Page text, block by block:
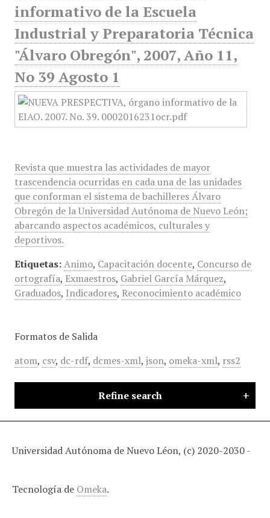
informativo de la Escuela
Industrial y Preparatoria Técnica
"Álvaro Obregón", 2007, Año 11,
No 39 Agosto 1
Revista que muestra las actividades de mayor
trascendencia ocurridas en cada una de las unidades
que conforman el sistema de bachilleres Álvaro
Obregón de la Universidad Autónoma de Nuevo León;
abarcando aspectos académicos, culturales y
deportivos.
Etiquetas: Animo, Capacitación docente, Concurso de
ortografía, Exmaestros, Gabriel García Márquez,
Graduados, Indicadores, Reconocimiento académico
Formatos de Salida
atom, csv, dc-rdf, dcmes-xml, json, omeka-xml, rss2
Refine search
Universidad Autónoma de Nuevo Léon, (c) 2020-2030 -
Tecnología de Omeka.